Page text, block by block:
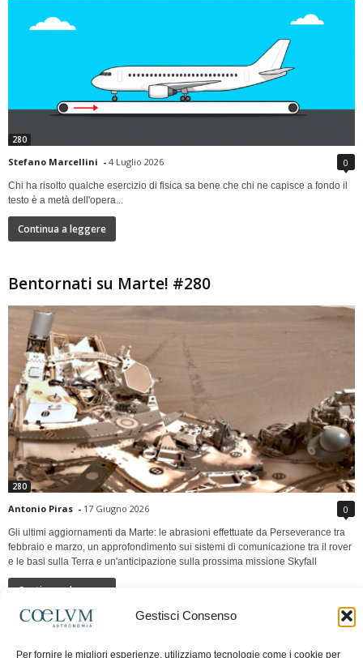
Gestisci Consenso
Per fornire le migliori esperienze, utilizziamo tecnologie come i cookie per
280
Stefano Marcellini - 4 Luglio 2026 0
Chi ha risolto qualche esercizio di fisica sa bene che chi ne capisce a fondo il
testo è a metà dell'opera...
Continua a leggere
Bentornati su Marte! #280
280
Antonio Piras - 17 Giugno 2026 0
Gli ultimi aggiornamenti da Marte: le abrasioni effettuate da Perseverance tra
febbraio e marzo, un approfondimento sui sistemi di comunicazione tra il rover
e le basi sulla Terra e un'anticipazione sulla prossima missione Skyfall
Continua a leggere